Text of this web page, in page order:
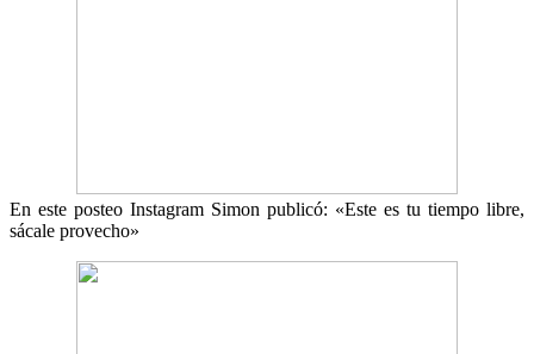
En este posteo Instagram Simon publicó: «Este es tu tiempo libre,
sácale provecho»